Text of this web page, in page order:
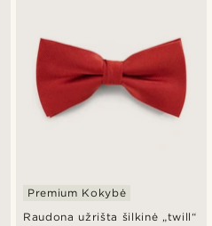
Raudona užrišta šilkinė „twill“
Premium Kokybė